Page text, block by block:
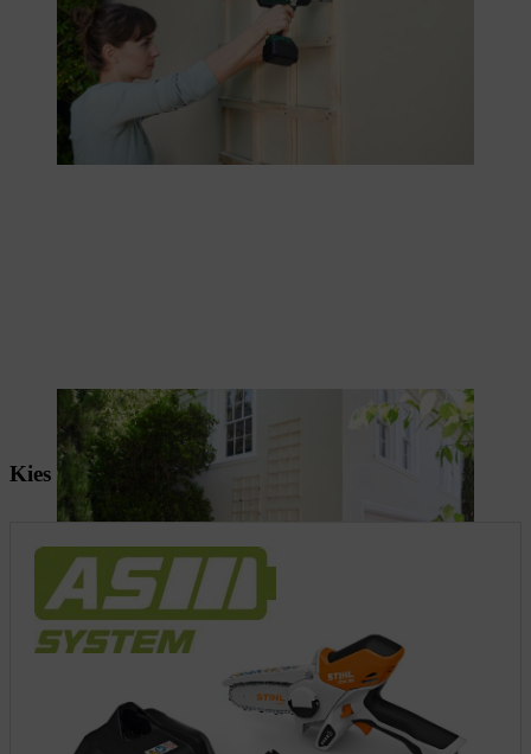
Je kan ook meerdere rekken op een muur bevestigen.
Kies de juiste uitrusting